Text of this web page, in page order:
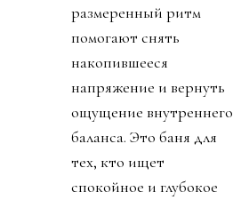
размеренный ритм
помогают снять
накопившееся
напряжение и вернуть
ощущение внутреннего
баланса. Это баня для
тех, кто ищет
спокойное и глубокое